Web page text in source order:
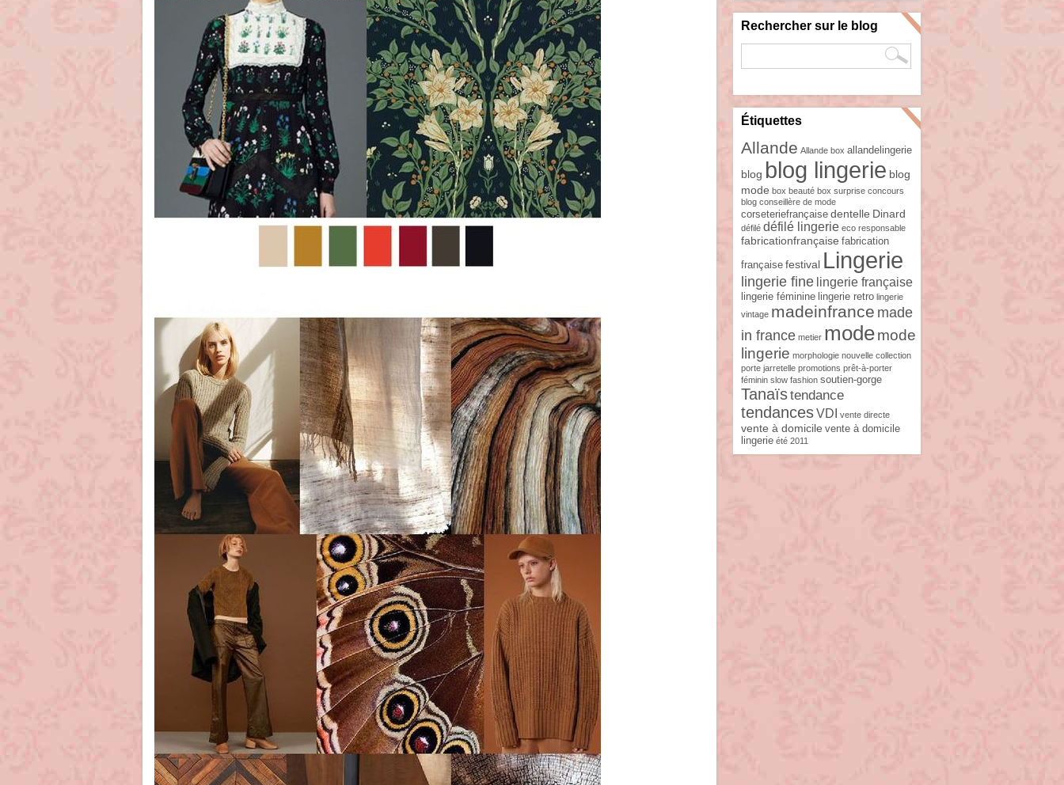
Rechercher sur le blog
Étiquettes
Allande Allande box allandelingerie
blog blog lingerie blog
mode box beauté box surprise concours
blog conseillère de mode
corseteriefrançaise dentelle Dinard
défilé défilé lingerie eco responsable
fabricationfrançaise fabrication
française festival Lingerie
lingerie fine lingerie française
lingerie féminine lingerie retro lingerie
vintage madeinfrance made
in france metier mode mode
lingerie morphologie nouvelle collection
porte jarretelle promotions prêt-à-porter
féminin slow fashion soutien-gorge
Tanaïstendance
tendances VDI vente directe
vente à domicile vente à domicile
lingerie été 2011